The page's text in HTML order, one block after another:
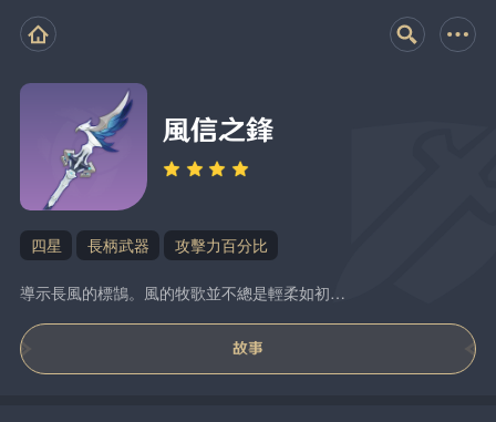
風信之鋒
四星 長柄武器 攻擊力百分比
導示長風的標鵠。風的牧歌並不總是輕柔如初…
故事